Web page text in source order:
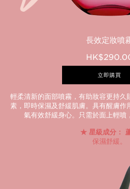
長效定妝噴
立即購買
輕柔清新的面部噴霧，有助妝容更持久
素，即時保濕及舒緩肌膚。具有醒膚作
氣有效舒緩身心。只需於面上輕噴
星級成分：
保濕舒緩。